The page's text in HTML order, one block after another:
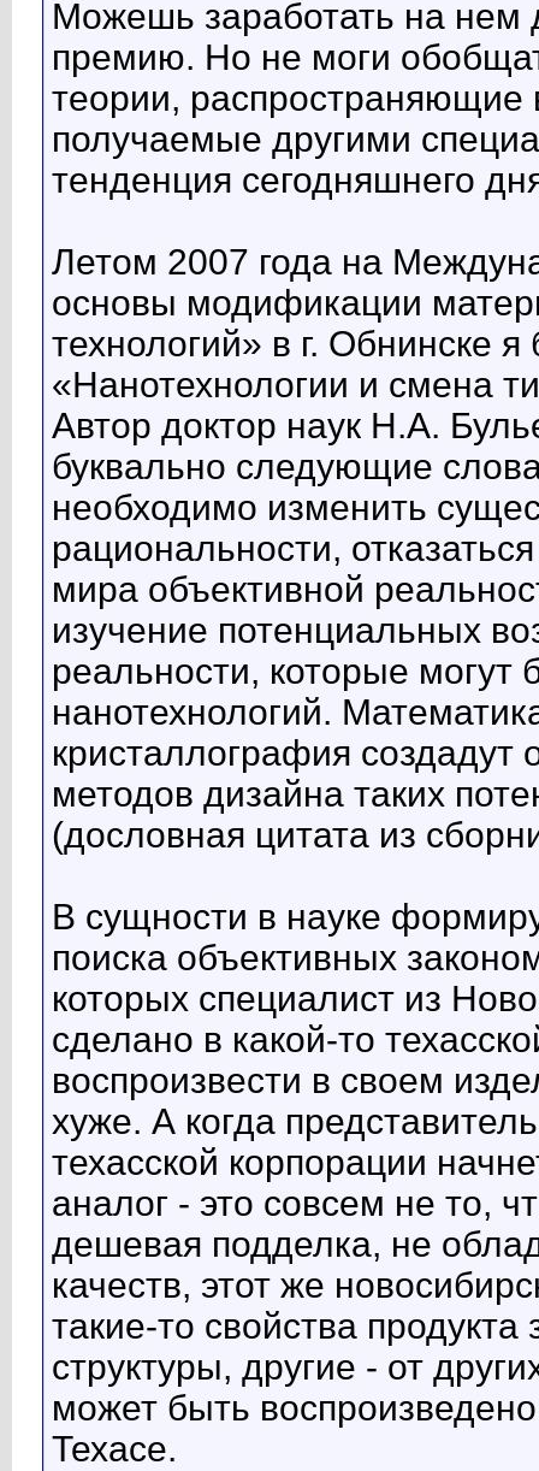
Можешь заработать на нем
премию. Но не моги
теории, распространяющие
получаемые другими
тенденция сегодняшнего
Летом 2007 года на
основы модификации
технологий» в г. Обнинске
«Нанотехнологии и смена
Автор доктор наук Н.А.
буквально следующие
необходимо изменить
рациональности,
мира объективной
изучение потенциальных
реальности, которые
нанотехнологий.
кристаллография
методов дизайна таких
(дословная цитата из
В сущности в науке
поиска объективных
которых специалист из
сделано в какой-то
воспроизвести в своем
хуже. А когда
техасской корпорации
аналог - это совсем не то,
дешевая подделка, не
качеств, этот же
такие-то свойства продукта
структуры, другие - от
может быть
Техасе.